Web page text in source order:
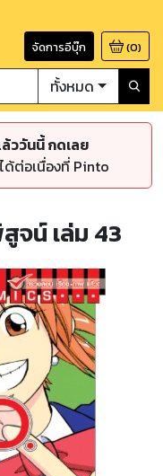
จัดการอีบุ๊ก (0)
ทั้งหมด
ววันนี้ กดเลย
ด้ต่อเนื่องที่ Pinto
จน์ เล่ม 43